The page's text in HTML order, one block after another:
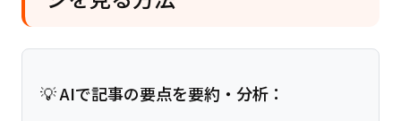
💡 AIで記事の要点を要約・分析：